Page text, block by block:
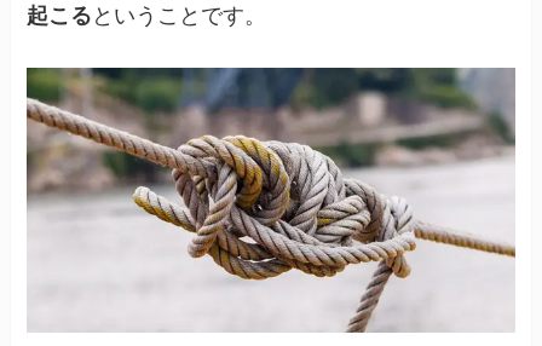
起こる ということです。